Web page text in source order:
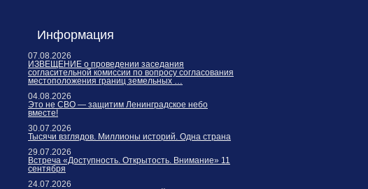
Информация
07.08.2026
ИЗВЕЩЕНИЕ о проведении заседания
согласительной комиссии по вопросу согласования
местоположения границ земельных …
04.08.2026
Это не СВО — защитим Ленинградское небо
вместе!
30.07.2026
Тысячи взглядов. Миллионы историй. Одна страна
29.07.2026
Встреча «Доступность. Открытость. Внимание» 11
сентября
24.07.2026